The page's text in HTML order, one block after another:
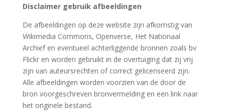
Disclaimer gebruik afbeeldingen
De afbeeldingen op deze website zijn afkomstig van
Wikimedia Commons, Openverse, Het Nationaal
Archief en eventueel achterliggende bronnen zoals bv
Flickr en worden gebruikt in de overtuiging dat zij vrij
zijn van auteursrechten of correct gelicenseerd zijn.
Alle afbeeldingen worden voorzien van de door de
bron voorgeschreven bronvermelding en een link naar
het originele bestand.